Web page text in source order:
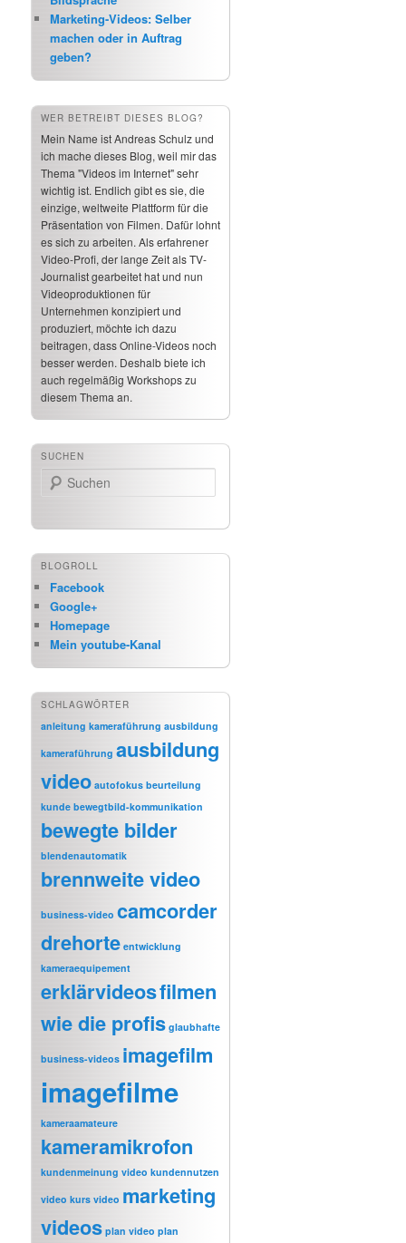
Marketing-Videos: Selber
machen oder in Auftrag
geben?
WER BETREIBT DIESES BLOG?
Mein Name ist Andreas Schulz und
ich mache dieses Blog, weil mir das
Thema "Videos im Internet" sehr
wichtig ist. Endlich gibt es sie, die
einzige, weltweite Plattform für die
Präsentation von Filmen. Dafür lohnt
es sich zu arbeiten. Als erfahrener
Video-Profi, der lange Zeit als TV-
Journalist gearbeitet hat und nun
Videoproduktionen für
Unternehmen konzipiert und
produziert, möchte ich dazu
beitragen, dass Online-Videos noch
besser werden. Deshalb biete ich
auch regelmäßig Workshops zu
diesem Thema an.
SUCHEN
Suchen
BLOGROLL
Facebook
Google+
Homepage
Mein youtube-Kanal
SCHLAGWÖRTER
anleitung kameraführung ausbildung
kameraführung ausbildung
video autofokus beurteilung
kunde bewegtbild-kommunikation
bewegte bilder
blendenautomatik
brennweite video
business-video camcorder
drehorte entwicklung
kameraequipement
erklärvideosfilmen
wie die profis glaubhafte
business-videos imagefilm
imagefilme
kameraamateure
kameramikrofon
kundenmeinung video kundennutzen
video kurs video marketing
videos plan video plan